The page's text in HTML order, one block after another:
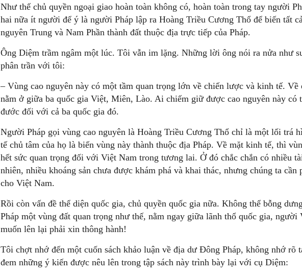
Như thế chủ quyền ngoại giao hoàn toàn không có, hoàn toàn trong tay người
hai nữa ít người để ý là người Pháp lập ra Hoàng Triều Cương Thổ để biến tất
nguyên Trung và Nam Phần thành đất thuộc địa trực tiếp của Pháp.
Ông Diệm trầm ngâm một lúc. Tôi vẫn im lặng. Những lời ông nói ra nửa như
phân trần với tôi:
– Vùng cao nguyên này có một tầm quan trọng lớn về chiến lược và kinh tế.
nằm ở giữa ba quốc gia Việt, Miên, Lào. Ai chiếm giữ được cao nguyên này có
đước đối với cả ba quốc gia đó.
Người Pháp gọi vùng cao nguyên là Hoàng Triều Cương Thổ chỉ là một lối trá
tế chủ tâm của họ là biến vùng này thành thuộc địa Pháp. Về mặt kinh tế, thì
hết sức quan trọng đối với Việt Nam trong tương lai. Ở đó chắc chắn có nhiều
nhiên, nhiều khoáng sản chưa được khám phá và khai thác, nhưng chúng ta cần
cho Việt Nam.
Rồi còn vấn đề thể diện quốc gia, chủ quyền quốc gia nữa. Không thể bỗng
Pháp một vùng đất quan trọng như thế, nằm ngay giữa lãnh thổ quốc gia, người
muốn lên lại phải xin thông hành!
Tôi chợt nhớ đến một cuốn sách khảo luận về địa dư Đông Pháp, không nhớ rõ
đem những ý kiến được nêu lên trong tập sách này trình bày lại với cụ Diệm: